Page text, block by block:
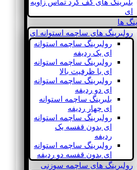
بلبرینگ های کف گرد تماس زاویه
ای
ها
رولبرینگ های ساچمه استوانه ای
رولبرینگ ساچمه استوانه
ای یک ردیفه
رولبرینگ ساچمه استوانه
ای با ظرفیت بالا
رولبرینگ ساچمه استوانه
ای دو ردیفه
بلبرینگ ساچمه استوانه
ای چهار ردیفه
رولبرینگ ساچمه استوانه
ای بدون قفسه یک
ردیفه
رولبرینگ ساچمه استوانه
ای بدون قفسه دو ردیفه
رولبرینگ های ساچمه سوزنی